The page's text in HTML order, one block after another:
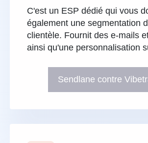
C'est un ESP dédié qui vous
également une segmentation
clientèle. Fournit des e-mails
ainsi qu'une personnalisation
Sendlane contre